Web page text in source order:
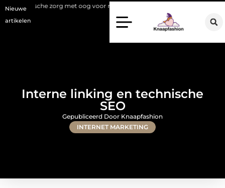
Nieuwe
artikelen
met oog voor natuurlijke resultaten
Interne linking en technische
SEO
INTERNET MARKETING
Gepubliceerd Door Knaapfashion